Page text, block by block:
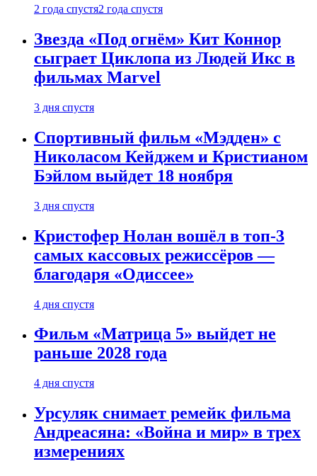
2 года спустя2 года спустя
Звезда «Под огнём» Кит Коннор
сыграет Циклопа из Людей Икс в
фильмах Marvel
3 дня спустя
Спортивный фильм «Мэдден» с
Николасом Кейджем и Кристианом
Бэйлом выйдет 18 ноября
3 дня спустя
Кристофер Нолан вошёл в топ-3
самых кассовых режиссёров —
благодаря «Одиссее»
4 дня спустя
Фильм «Матрица 5» выйдет не
раньше 2028 года
4 дня спустя
Урсуляк снимает ремейк фильма
Андреасяна: «Война и мир» в трех
измерениях